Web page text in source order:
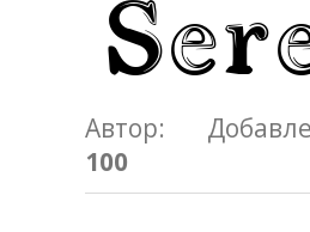
Автор:
100